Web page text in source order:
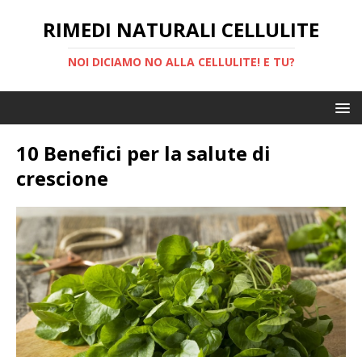
RIMEDI NATURALI CELLULITE
NOI DICIAMO NO ALLA CELLULITE! E TU?
10 Benefici per la salute di
crescione